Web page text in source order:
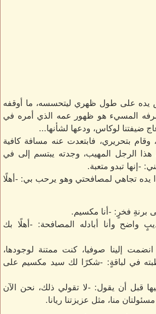
يده على طول ظهري ليتحسسه، ما أوقفه
المسيء هو ظهور عمه الذي أمره في
ضيفتنا لوكاس، ودعها لشأنها...
وقام بتحريري، فابتعدت عنه مسافة كافية
الرجل المهيب، وجدته يبتسم إلى في
-إنها تبدو متعبة.
يده تجاهي لمصافحتي وهو يرحب بي: -أهلًا
برنةِ فخرٍ: -أنا مكسيم.
واضح وأنا أبادله المصافحة: -أهلًا بك
إلينا صوفيا، كنت ممتنة لوجودها،
في لباقةٍ: -شكرًا لك سيد مكسيم على
قبل أن يقول: -لا تقولي ذلك، نحن الآن
منا، مثل عزيزتنا ريانا.